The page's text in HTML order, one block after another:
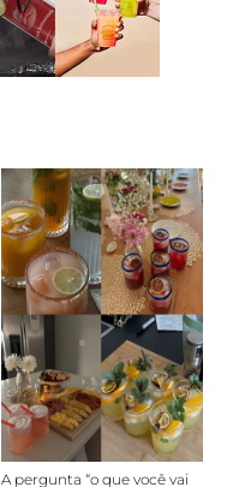
A pergunta “o que você vai